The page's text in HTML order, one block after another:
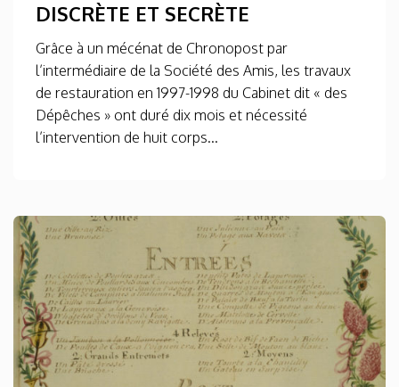
DISCRÈTE ET SECRÈTE
Grâce à un mécénat de Chronopost par
l’intermédiaire de la Société des Amis, les travaux
de restauration en 1997-1998 du Cabinet dit « des
Dépêches » ont duré dix mois et nécessité
l’intervention de huit corps...